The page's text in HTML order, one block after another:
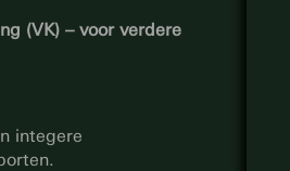
(VK) – voor verdere
integere